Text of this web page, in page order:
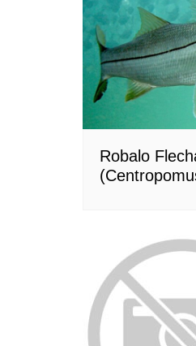
Robalo